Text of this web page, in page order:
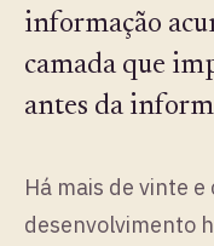
informação
camada que
antes da
Há mais de vinte
desenvolvimento